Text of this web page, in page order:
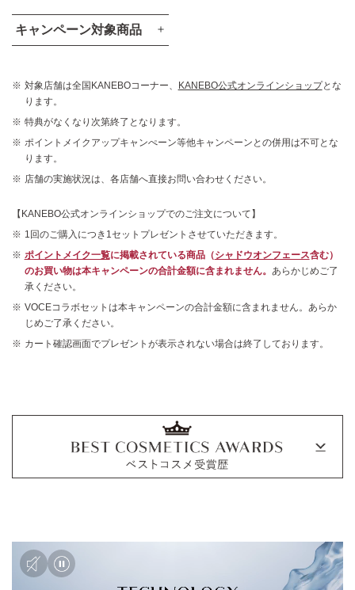
キャンペーン対象商品
ライブリースキン
ウェアⅡ
コンフォートスキン
ウェア
ウェアⅡ
各 5,500円 (税込)
ファンデーション
対象店舗は全国KANEBOコーナー、 KANEBO公式オンラインショップとな
ります。
特典がなくなり次第終了となります。
ポイントメイクアップキャンぺーン等他キャンペーンとの併用は不可とな
ります。
店舗の実施状況は、各店舗へ直接お問い合わせください。
【KANEBO公式オンラインショップでのご注文について】
1回のご購入につき1セットプレゼントさせていただきます。
ポイントメイク一覧に掲載されている商品（シャドウオンフェース含む）
のお買い物は本キャンペーンの合計金額に含まれません。 あらかじめご了
承ください。
VOCEコラボセットは本キャンペーンの合計金額に含まれません。あらか
じめご了承ください。
カート確認画面でプレゼントが表示されない場合は終了しております。